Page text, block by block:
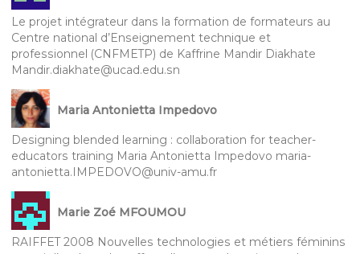
Le projet intégrateur dans la formation de formateurs au
Centre national d’Enseignement technique et
professionnel (CNFMETP) de Kaffrine Mandir Diakhate
Mandir.diakhate@ucad.edu.sn
Maria Antonietta Impedovo
Designing blended learning : collaboration for teacher-
educators training Maria Antonietta Impedovo maria-
antonietta.IMPEDOVO@univ-amu.fr
Marie Zoé MFOUMOU
RAIFFET 2008 Nouvelles technologies et métiers féminins